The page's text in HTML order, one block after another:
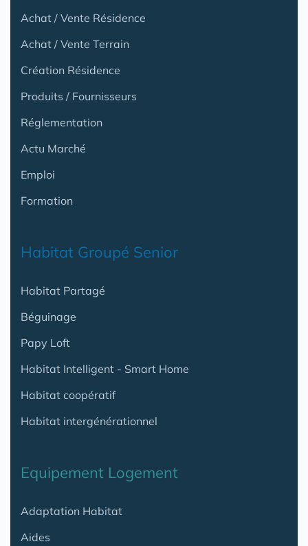
Achat / Vente Résidence
Achat / Vente Terrain
Création Résidence
Produits / Fournisseurs
Réglementation
Actu Marché
Emploi
Formation
Habitat Groupé Senior
Habitat Partagé
Béguinage
Papy Loft
Habitat Intelligent - Smart Home
Habitat coopératif
Habitat intergénérationnel
Equipement Logement
Adaptation Habitat
Aides